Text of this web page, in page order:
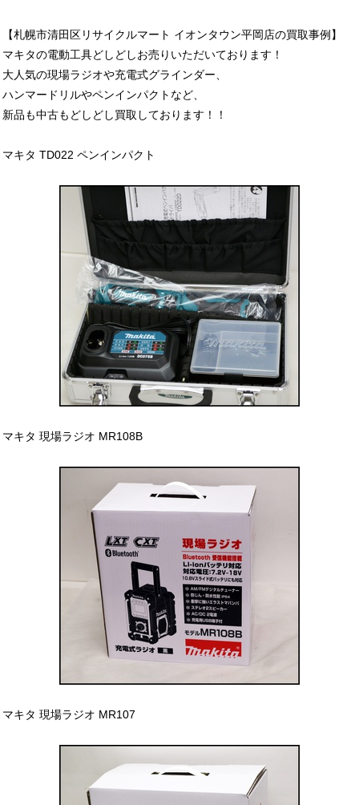
【札幌市清田区リサイクルマート イオンタウン平岡店の買取事例】
マキタの電動工具どしどしお売りいただいております！
大人気の現場ラジオや充電式グラインダー、
ハンマードリルやペンインパクトなど、
新品も中古もどしどし買取しております！！
マキタ TD022 ペンインパクト
マキタ 現場ラジオ MR108B
マキタ 現場ラジオ MR107